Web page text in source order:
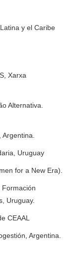
y el Caribe
Xarxa
Alternativa.
Uruguay
for a New Era).
Uruguay.
CEAAL
Argentina.